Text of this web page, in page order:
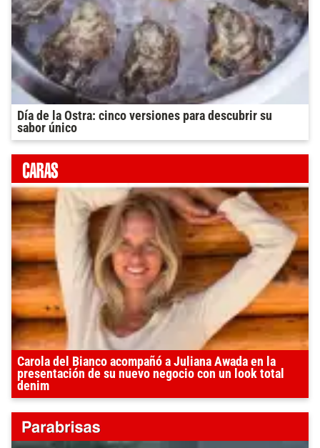
Día de la Ostra: cinco versiones para descubrir su
sabor único
Carola del Bianco acompañó a Juliana Awada en la
presentación de su nuevo negocio con un look total
denim